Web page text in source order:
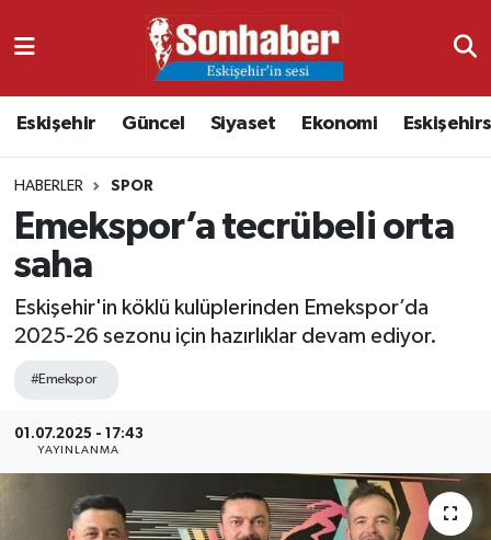
Eskişehir Güncel Siyaset Ekonomi
HABERLER SPOR
Emekspor’a tecrübeli orta
saha
Eskişehir'in köklü kulüplerinden Emekspor’da
2025-26 sezonu için hazırlıklar devam ediyor.
#Emekspor
01.07.2025 - 17:43
YAYINLANMA
Ekonomi
Güncel
Kültür & Sanat
Sağlık
Siyaset
Nöbetçi Eczaneler
Namaz Vakitleri
Trafik Durumu
Süper Lig Puan Durumu ve Fikstür
Haber Arşivi